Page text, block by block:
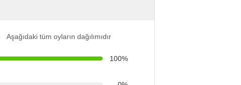
Aşağıdaki tüm oyların dağılımıdır
100%